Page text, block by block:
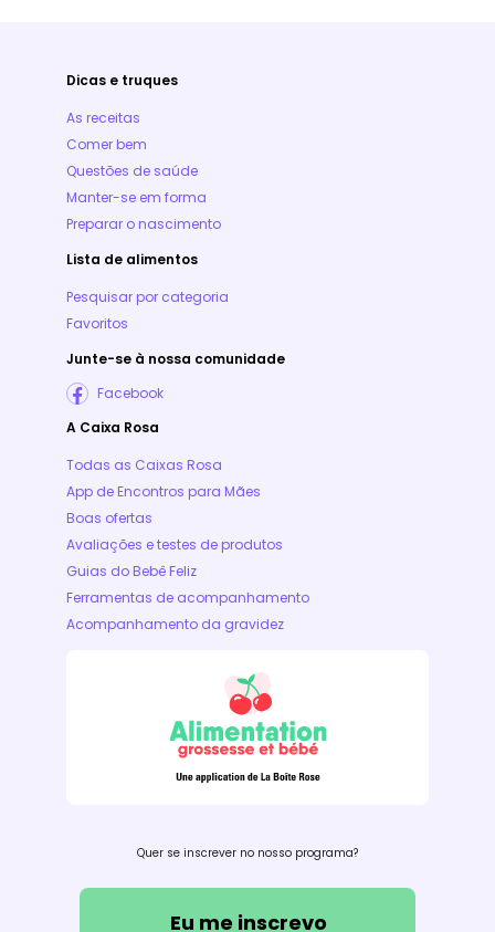
Dicas e truques
As receitas
Comer bem
Questões de saúde
Manter-se em forma
Preparar o nascimento
Lista de alimentos
Pesquisar por categoria
Favoritos
Junte-se à nossa comunidade
Facebook
A Caixa Rosa
Todas as Caixas Rosa
App de Encontros para Mães
Boas ofertas
Avaliações e testes de produtos
Guias do Bebê Feliz
Ferramentas de acompanhamento
Acompanhamento da gravidez
Quer se inscrever no nosso programa?
Eu me inscrevo